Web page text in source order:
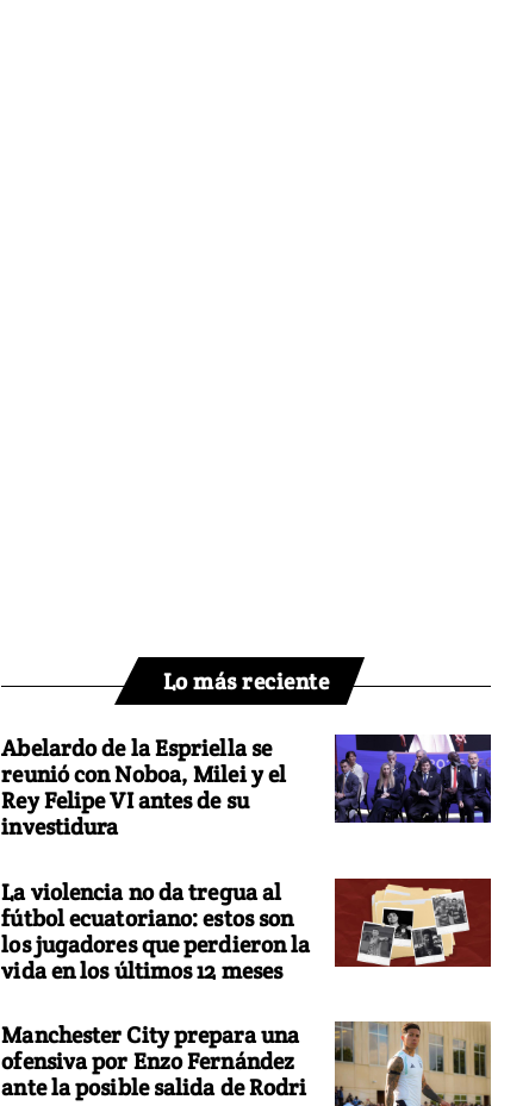
Lo más reciente
Abelardo de la Espriella se
reunió con Noboa, Milei y el
Rey Felipe VI antes de su
investidura
La violencia no da tregua al
fútbol ecuatoriano: estos son
los jugadores que perdieron la
vida en los últimos 12 meses
Manchester City prepara una
ofensiva por Enzo Fernández
ante la posible salida de Rodri